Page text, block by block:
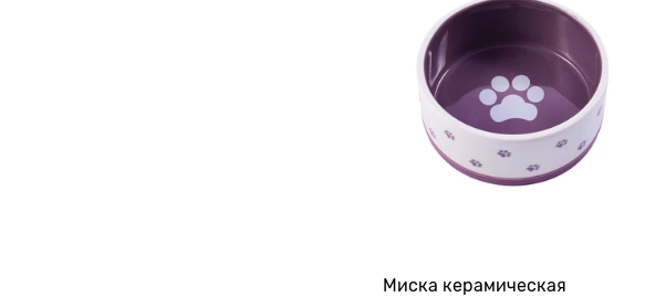
Миска керамическая